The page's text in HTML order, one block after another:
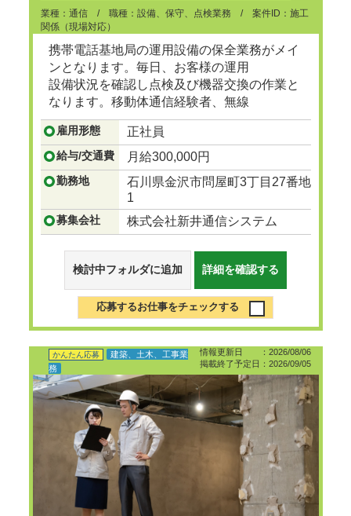
業種：通信 / 職種：設備、保守、点検業務 / 案件ID：施工
関係（現場対応）
携帯電話基地局の運用設備の保全業務がメイ
ンとなります。毎日、お客様の運用
設備状況を確認し点検及び機器交換の作業と
なります。移動体通信経験者、無線
設備等取扱い経験者大歓迎です。
...つづきを見る
雇用形態 正社員
給与/交通費 月給300,000円
勤務地
石川県金沢市問屋町3丁目27番地
1
募集会社 株式会社新井通信システム
検討中フォルダに追加 詳細を確認する
応募するお仕事をチェックする
情報更新日 ：2026/08/06
掲載終了予定日：2026/09/05
かんたん応募
建築、土木、工事業
務